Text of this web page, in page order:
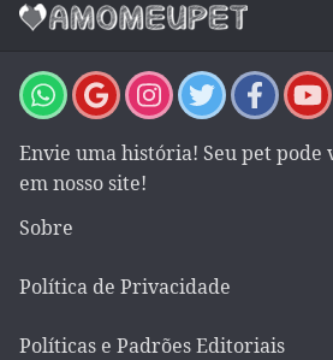
Envie uma história! Seu pet
em nosso site!
Sobre
Política de Privacidade
Políticas e Padrões Editoriais